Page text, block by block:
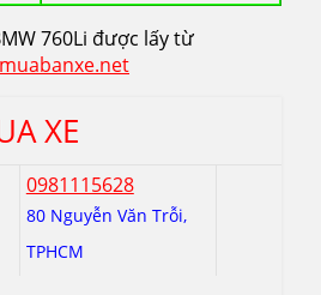
760Li được lấy từ
XE
0981115628
80 Nguyễn Văn Trỗi,
TPHCM